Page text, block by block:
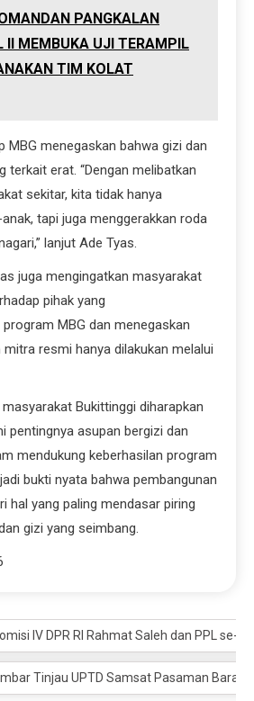
PANGKALAN
II MEMBUKA UJI TERAMPIL
TIM KOLAT
MBG menegaskan bahwa gizi dan
terkait erat. “Dengan melibatkan
sekitar, kita tidak hanya
tapi juga menggerakkan roda
lanjut Ade Tyas.
juga mengingatkan masyarakat
pihak yang
MBG dan menegaskan
resmi hanya dilakukan melalui
Bukittinggi diharapkan
pentingnya asupan bergizi dan
mendukung keberhasilan program
bukti nyata bahwa pembangunan
hal yang paling mendasar piring
gizi yang seimbang.
IV DPR RI Rahmat Saleh dan PPL se-
Tinjau UPTD Samsat Pasaman